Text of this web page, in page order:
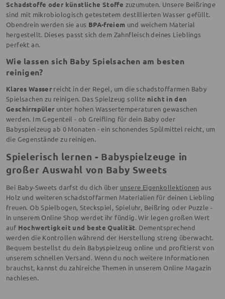
Schadstoffe oder künstliche Stoffe zuzumuten. Unsere Beißringe
sind mit mikrobiologisch getestetem destillierten Wasser gefüllt.
Obendrein werden sie aus BPA-freiem und weichem Material
hergestellt. Dieses passt sich dem Zahnfleisch deines Lieblings
perfekt an.
Wie lassen sich Baby Spielsachen am besten
reinigen?
Klares Wasser reicht in der Regel, um die schadstoffarmen Baby
Spielsachen zu reinigen. Das Spielzeug sollte nicht in den
Geschirrspüler unter hohen Wassertemperaturen gewaschen
werden. Im Gegenteil - ob Greifling für dein Baby oder
Babyspielzeug ab 0 Monaten - ein schonendes Spülmittel reicht, um
die Gegenstände zu reinigen.
Spielerisch lernen - Babyspielzeuge in
großer Auswahl von Baby Sweets
Bei Baby-Sweets darfst du dich über unsere Eigenkollektionen aus
Holz und weiteren schadstoffarmen Materialien für deinen Liebling
freuen. Ob Spielbogen, Steckspiel, Spieluhr, Beißring oder Puzzle -
in unserem Online Shop werdet ihr fündig. Wir legen großen Wert
auf Hochwertigkeit und beste Qualität. Dementsprechend
werden die Kontrollen während der Herstellung streng überwacht.
Bequem bestellst du dein Babyspielzeug online und profitierst von
unserem schnellen Versand. Wenn du noch weitere Informationen
brauchst, kannst du zahlreiche Themen in unserem Online Magazin
nachlesen.